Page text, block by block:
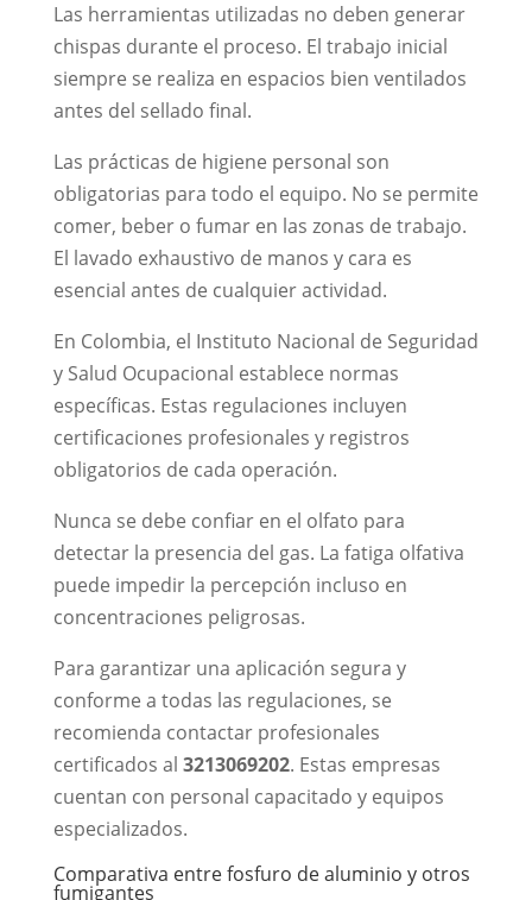
Las herramientas utilizadas no deben generar
chispas durante el proceso. El trabajo inicial
siempre se realiza en espacios bien ventilados
antes del sellado final.
Las prácticas de higiene personal son
obligatorias para todo el equipo. No se permite
comer, beber o fumar en las zonas de trabajo.
El lavado exhaustivo de manos y cara es
esencial antes de cualquier actividad.
En Colombia, el Instituto Nacional de Seguridad
y Salud Ocupacional establece normas
específicas. Estas regulaciones incluyen
certificaciones profesionales y registros
obligatorios de cada operación.
Nunca se debe confiar en el olfato para
detectar la presencia del gas. La fatiga olfativa
puede impedir la percepción incluso en
concentraciones peligrosas.
Para garantizar una aplicación segura y
conforme a todas las regulaciones, se
recomienda contactar profesionales
certificados al 3213069202. Estas empresas
cuentan con personal capacitado y equipos
especializados.
Comparativa entre fosfuro de aluminio y otros
fumigantes